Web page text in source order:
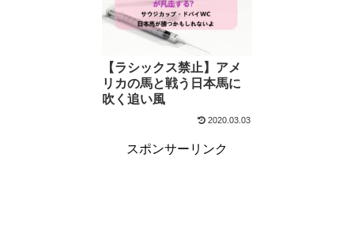
【ラシックス禁止】アメ
リカの馬と戦う日本馬に
吹く追い風
2020.03.03
スポンサーリンク